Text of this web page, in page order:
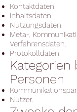
Kontaktdaten.
Inhaltsdaten.
Nutzungsdaten.
Meta-,
Verfahrensdaten.
Protokolldaten.
Kategorien
Personen
Nutzer.